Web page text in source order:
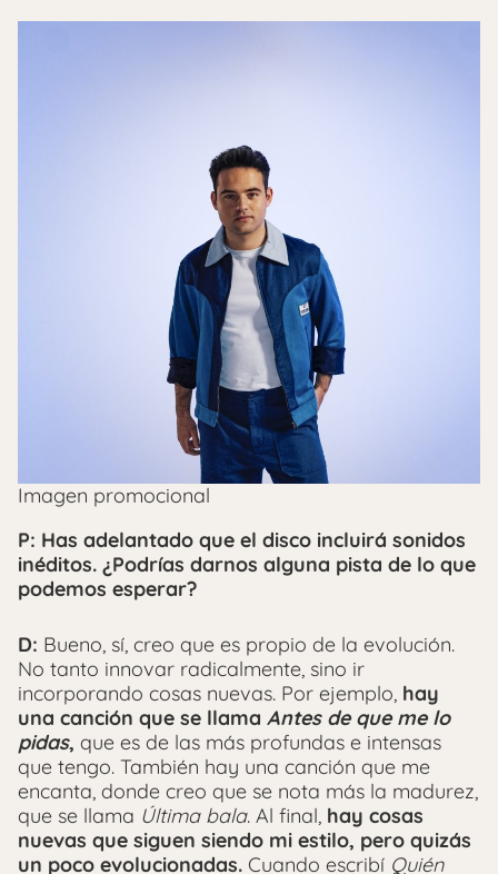
Imagen promocional
P: Has adelantado que el disco incluirá sonidos
inéditos. ¿Podrías darnos alguna pista de lo que
podemos esperar?
D: Bueno, sí, creo que es propio de la evolución.
No tanto innovar radicalmente, sino ir
incorporando cosas nuevas. Por ejemplo, hay
una canción que se llama Antes de que me lo
pidas, que es de las más profundas e intensas
que tengo. También hay una canción que me
encanta, donde creo que se nota más la madurez,
que se llama Última bala. Al final, hay cosas
nuevas que siguen siendo mi estilo, pero quizás
un poco evolucionadas. Cuando escribí Quién